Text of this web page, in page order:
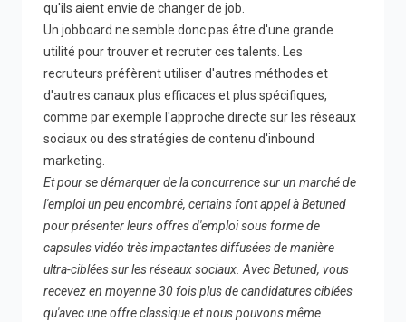
qu'ils aient envie de changer de job.
Un jobboard ne semble donc pas être d'une grande
utilité pour trouver et recruter ces talents. Les
recruteurs préfèrent utiliser d'autres méthodes et
d'autres canaux plus efficaces et plus spécifiques,
comme par exemple l'approche directe sur les réseaux
sociaux ou des stratégies de contenu d'inbound
marketing.
Et pour se démarquer de la concurrence sur un marché de
l'emploi un peu encombré, certains font appel à Betuned
pour présenter leurs offres d'emploi sous forme de
capsules vidéo très impactantes diffusées de manière
ultra-ciblées sur les réseaux sociaux. Avec Betuned, vous
recevez en moyenne 30 fois plus de candidatures ciblées
qu'avec une offre classique et nous pouvons même